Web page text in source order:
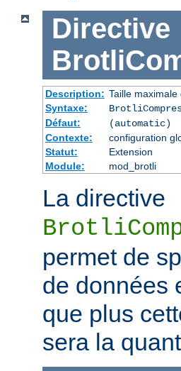
Directive
Description: Taille
Syntaxe:
Défaut:
(automatic)
Contexte:
configuration
Statut:
Extension
Module:
mod_brotli
La directive
permet de
de données
que plus
sera la